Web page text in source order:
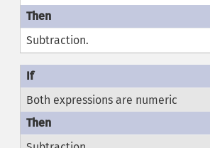
Subtraction.
Both expressions are numeric